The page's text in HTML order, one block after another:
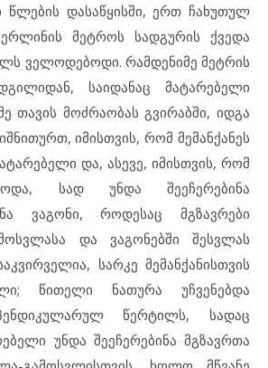
წლების დასაწყისში, ერთ ჩახუთულ
მეტროს სადგურის ქვედა
ველოდებოდი. რამდენიმე მეტრის
საიდანაც მატარებელი
თავის მოძრაობას გვირაბში, იდგა
იმისთვის, რომ მემანქანეს
და, ასევე, იმისთვის, რომ
სად უნდა შეეჩერებინა
ვაგონი, როდესაც მგზავრები
და ვაგონებში შესვლას
სარკე მემანქანისთვის
წითელი ნათურა უჩვენებდა
წერტილს, სადაც
უნდა შეეჩერებინა მგზავრთა